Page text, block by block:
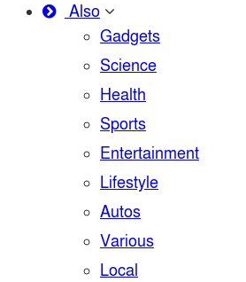
Also
Gadgets
Science
Health
Sports
Entertainment
Lifestyle
Autos
Various
Local